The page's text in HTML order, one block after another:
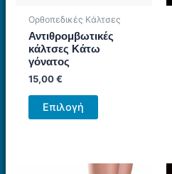
Ορθοπεδικές Κάλτσες
Αντιθρομβωτικές
κάλτσες Κάτω
γόνατος
15,00€
Επιλογή
Αυτό
το
πολλαπλές